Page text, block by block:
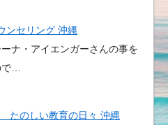
ンセリング 沖縄
ナ・アイエンガーさんの事を
で…
たのしい教育の日々 沖縄